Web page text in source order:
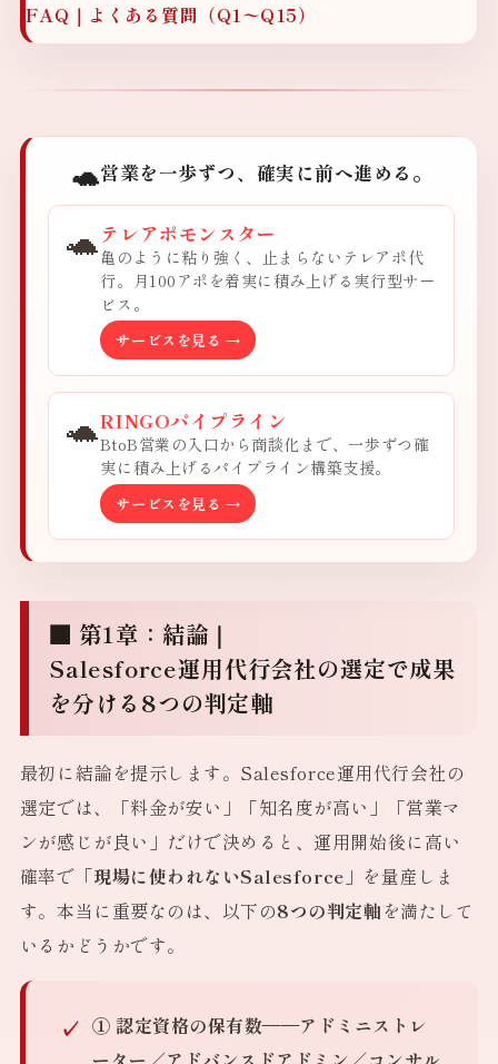
FAQ｜よくある質問（Q1〜Q15）
🐢営業を一歩ずつ、確実に前へ進める。
🐢 テレアポモンスター
亀のように粘り強く、止まらないテレアポ代
行。月100アポを着実に積み上げる実行型サー
ビス。
サービスを見る →
🐢RINGOパイプライン
BtoB営業の入口から商談化まで、一歩ずつ確
実に積み上げるパイプライン構築支援。
サービスを見る →
■ 第1章：結論｜
Salesforce運用代行会社の選定で成果
を分ける8つの判定軸
最初に結論を提示します。Salesforce運用代行会社の
選定では、「料金が安い」「知名度が高い」「営業マ
ンが感じが良い」だけで決めると、運用開始後に高い
確率で 「現場に使われないSalesforce」 を量産しま
す。本当に重要なのは、以下の8つの判定軸を満たして
いるかどうかです。
① 認定資格の保有数——アドミニストレ